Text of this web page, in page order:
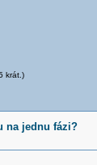
krát.)
na jednu fázi?